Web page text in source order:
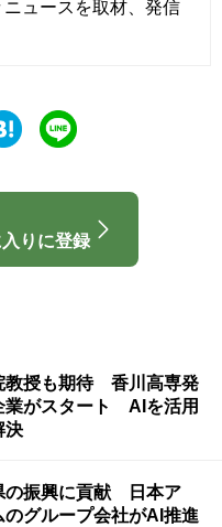
ュースを取材、発信
りに登録
教授も期待 香川高専発
業がスタート AIを活用
決
の振興に貢献 日本ア
のグループ会社がAI推進